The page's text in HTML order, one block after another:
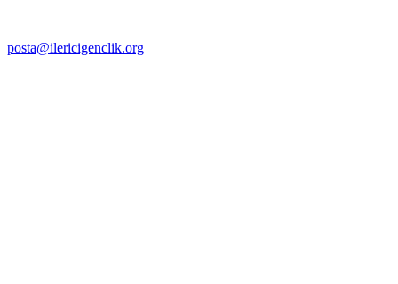
posta@ilericigenclik.org